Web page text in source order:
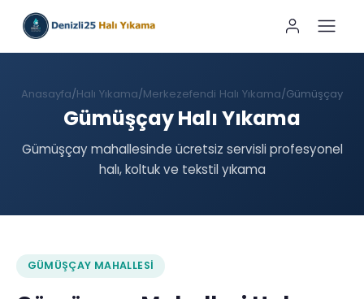
Anasayfa Halı Yıkama Merkezefendi Halı Yıkama Gümüşçay
Gümüşçay Halı Yıkama
Gümüşçay mahallesinde ücretsiz servisli profesyonel
halı, koltuk ve tekstil yıkama
GÜMÜŞÇAY MAHALLESI